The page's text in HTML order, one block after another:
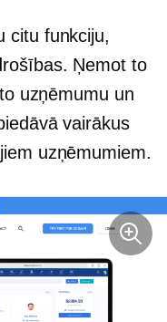
citu funkciju,
Ņemot to
uzņēmumu un
vairākus
uzņēmumiem.